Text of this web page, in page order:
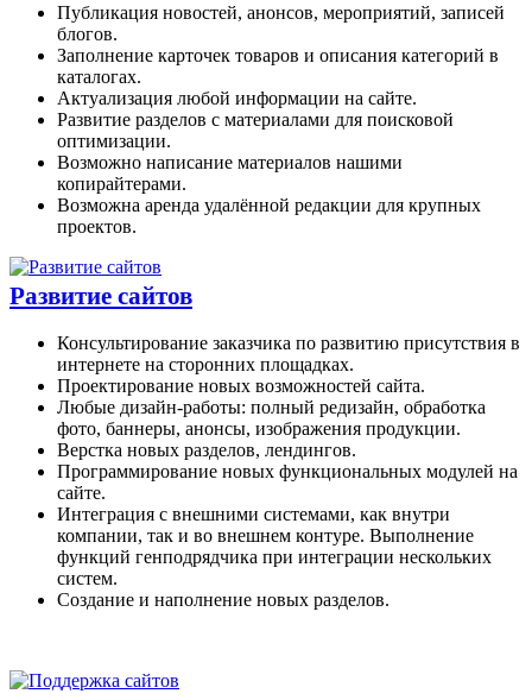
Публикация новостей, анонсов, мероприятий, записей
блогов.
Заполнение карточек товаров и описания категорий в
каталогах.
Актуализация любой информации на сайте.
Развитие разделов с материалами для поисковой
оптимизации.
Возможно написание материалов нашими
копирайтерами.
Возможна аренда удалённой редакции для крупных
проектов.
Развитие сайтов
Консультирование заказчика по развитию присутствия в
интернете на сторонних площадках.
Проектирование новых возможностей сайта.
Любые дизайн-работы: полный редизайн, обработка
фото, баннеры, анонсы, изображения продукции.
Верстка новых разделов, лендингов.
Программирование новых функциональных модулей на
сайте.
Интеграция с внешними системами, как внутри
компании, так и во внешнем контуре. Выполнение
функций генподрядчика при интеграции нескольких
систем.
Создание и наполнение новых разделов.